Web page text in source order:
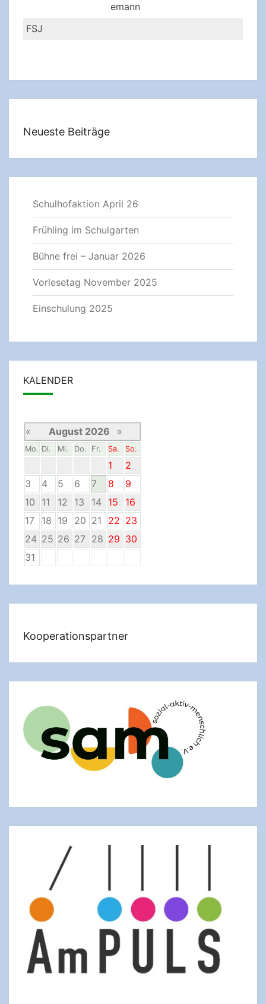
emann
FSJ
Neueste Beiträge
Schulhofaktion April 26
Frühling im Schulgarten
Bühne frei – Januar 2026
Vorlesetag November 2025
Einschulung 2025
KALENDER
« August 2026 »
Mo. Di. Mi. Do. Fr. Sa. So.
1
2
3
4 5 6 7 8
9
10
11 12 13 14 15
16
17
18 19 20 21 22 23
24 25 26 27 28 29 30
31
Kooperationspartner